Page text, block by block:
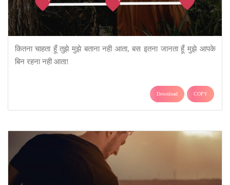
कितना चाहता हूँ तुझे मुझे बताना नही आता, बस इतना जानता हूँ मुझे आपके
बिन रहना नही आता!
Download COPY